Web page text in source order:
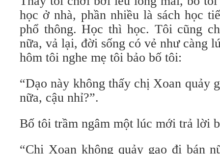
học ở nhà, phần nhiều là sách học
phổ thông. Học thì học. Tôi cũng
nữa, vả lại, đời sống có vẻ như càng
hôm tôi nghe mẹ tôi bảo bố tôi:
“Dạo này không thấy chị Xoan quảy
nữa, cậu nhỉ?”.
Bố tôi trầm ngâm một lúc mới trả lời
“Chị Xoan không quảy gạo đi bán